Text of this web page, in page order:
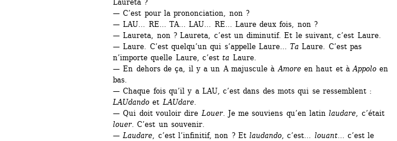
Laureta ?
— C’est pour la prononciation, non ?
— LAU… RE… TA… LAU… RE… Laure deux fois, non ?
— Laureta, non ? Laureta, c’est un diminutif. Et le suivant, c’est Laure.
— Laure. C’est quelqu’un qui s’appelle Laure… Ta Laure. C’est pas
n’importe quelle Laure, c’est ta Laure.
— En dehors de ça, il y a un A majuscule à Amoreen haut et à Appolo en
bas.
— Chaque fois qu’il y a LAU, c’est dans des mots qui se ressemblent :
LAUdando et LAUdare.
— Qui doit vouloir dire Louer. Je me souviens qu’en latin laudare , c’était
louer . C’est un souvenir.
— Laudare , c’est l’infinitif, non ? Et laudando , c’est… louant… c’est le